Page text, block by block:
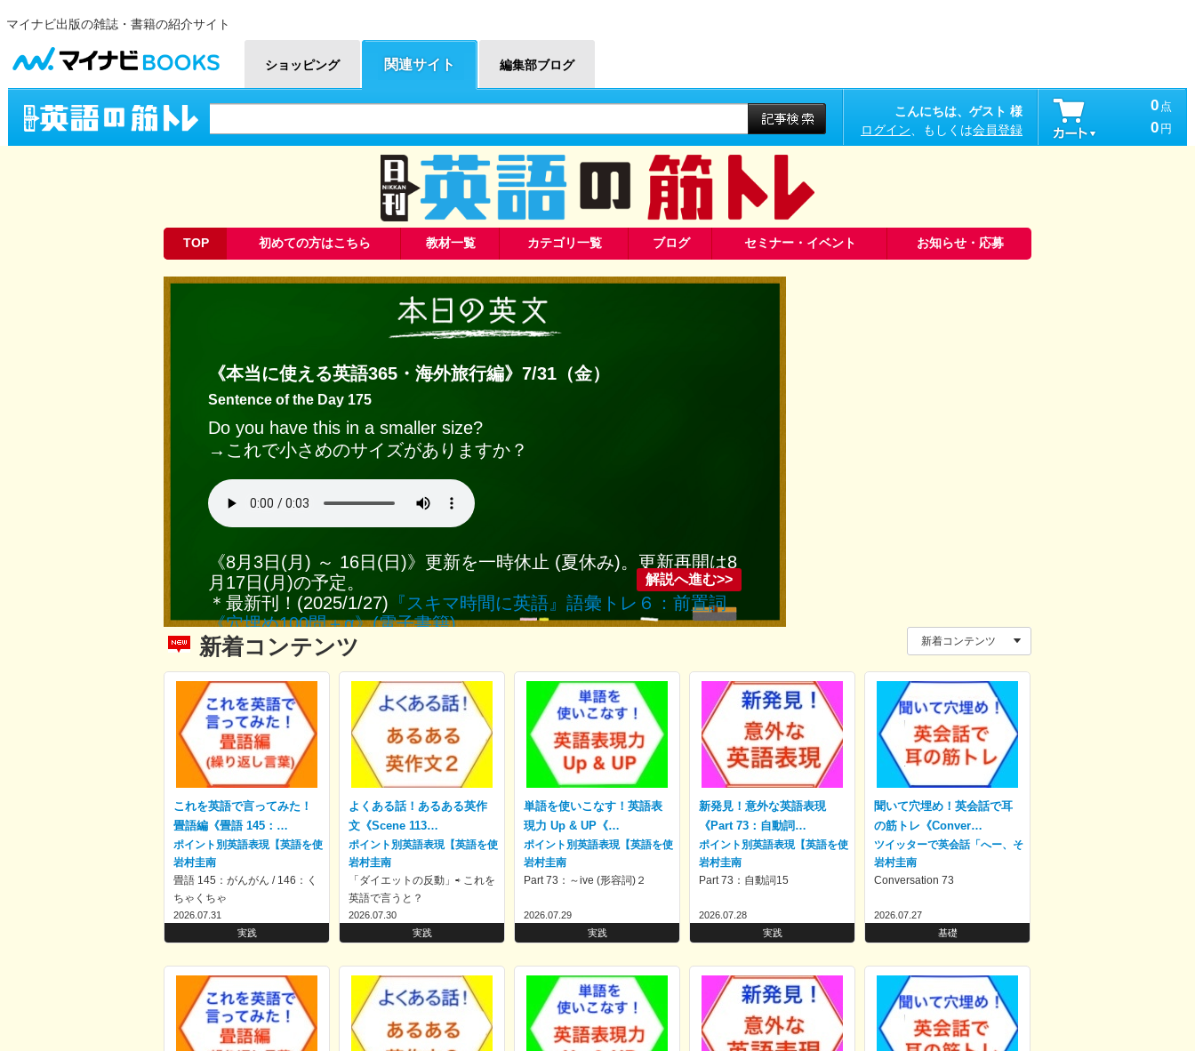
マイナビ出版の雑誌・書籍の紹介サイト
マイナビBOOKS
ショッピング 関連サイト 編集部ブログ
こんにちは、ゲスト 様
ログイン 、もしくは会員登録
0 点
0 円
TOP 初めての方はこちら 教材一覧 カテゴリ一覧 ブログ セミナー・イベント お知らせ・応募
《本当に使える英語365・海外旅行編》7/31（金）
Sentence of the Day 175
Do you have this in a smaller size?
→これで小さめのサイズがありますか？
《8月3日(月) ～ 16日(日)》更新を一時休止 (夏休み)。更新再開は8
月17日(月)の予定。
＊最新刊！(2025/1/27) 『スキマ時間に英語』語彙トレ６：前置詞
《穴埋め100問＋α》(電子書籍)
新着コンテンツ
新着コンテンツ
これを英語で言ってみた！
畳語編《畳語 145：…
ポイント別英語表現【英語を使
いこなす！】
岩村圭南
畳語 145：がんがん / 146：く
ちゃくちゃ
2026.07.31
実践
よくある話！あるある英作
文《Scene 113…
ポイント別英語表現【英語を使
いこなす！】
岩村圭南
「ダイエットの反動」⇨ これを
英語で言うと？
2026.07.30
実践
単語を使いこなす！英語表
現力 Up & UP《…
ポイント別英語表現【英語を使
いこなす！】
岩村圭南
Part 73：～ive (形容詞)２
2026.07.29
実践
新発見！意外な英語表現
《Part 73：自動詞…
ポイント別英語表現【英語を使
いこなす！】
岩村圭南
Part 73：自動詞15
2026.07.28
実践
聞いて穴埋め！英会話で耳
の筋トレ《Conver…
ツイッターで英会話「へー、そ
う言うんだ」
岩村圭南
Conversation 73
2026.07.27
基礎